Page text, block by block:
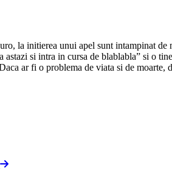
la initierea unui apel sunt intampinat de
si intra in cursa de blablabla” si o
ar fi o problema de viata si de moarte,